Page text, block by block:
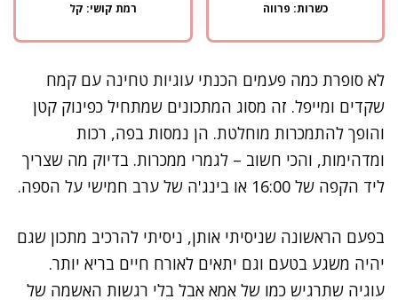
כשרות: פרווה רמת קושי: קל
לא סופרת כמה פעמים הכנתי עוגיות טחינה עם קמח
שקדים ומייפל. זה מסוג המתכונים שמתחיל כפינוק קטן
והופך להתמכרות מוחלטת. הן נמסות בפה, רכות
ומדהימות, והכי חשוב – לגמרי ממכרות. בדיוק מה שצריך
ליד הקפה של 16:00 או בינג'ה של ערב חמישי על הספה.
בפעם הראשונה שניסיתי אותן, ניסיתי להרכיב מתכון שגם
יהיה משגע בטעם וגם יתאים לאורח חיים בריא יותר.
עוגיה שתרגיש כמו של אמא אבל בלי רגשות האשמה של